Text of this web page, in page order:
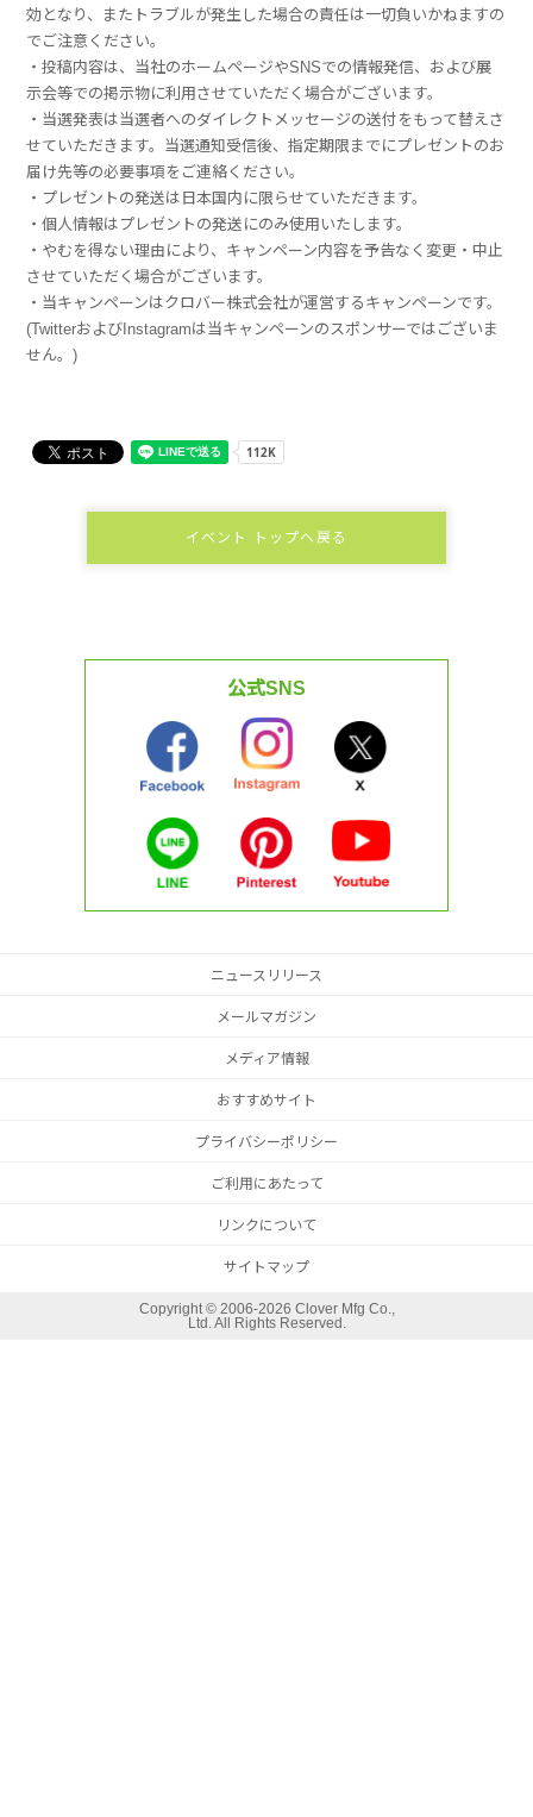
効となり、またトラブルが発生した場合の責任は一切負いかねますの
でご注意ください。
・投稿内容は、当社のホームページやSNSでの情報発信、および展
示会等での掲示物に利用させていただく場合がございます。
・当選発表は当選者へのダイレクトメッセージの送付をもって替えさ
せていただきます。当選通知受信後、指定期限までにプレゼントのお
届け先等の必要事項をご連絡ください。
・プレゼントの発送は日本国内に限らせていただきます。
・個人情報はプレゼントの発送にのみ使用いたします。
・やむを得ない理由により、キャンペーン内容を予告なく変更・中止
させていただく場合がございます。
・当キャンペーンはクロバー株式会社が運営するキャンペーンです。
(TwitterおよびInstagramは当キャンペーンのスポンサーではございま
せん。)
イベント トップへ戻る
公式SNS
ニュースリリース
メールマガジン
メディア情報
おすすめサイト
プライバシーポリシー
ご利用にあたって
リンクについて
サイトマップ
Copyright © 2006-2026 Clover Mfg Co.,
Ltd. All Rights Reserved.